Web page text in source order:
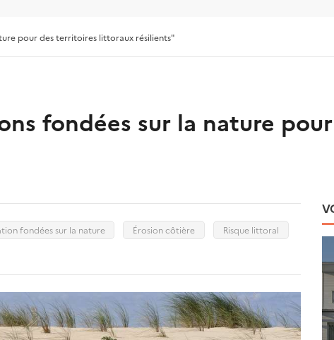
pour des territoires littoraux résilients"
fondées sur la nature
fondées sur la nature Érosion côtière
Risque littoral